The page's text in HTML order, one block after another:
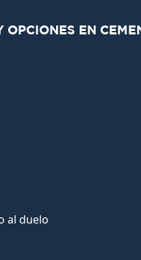
OPCIONES EN
al duelo